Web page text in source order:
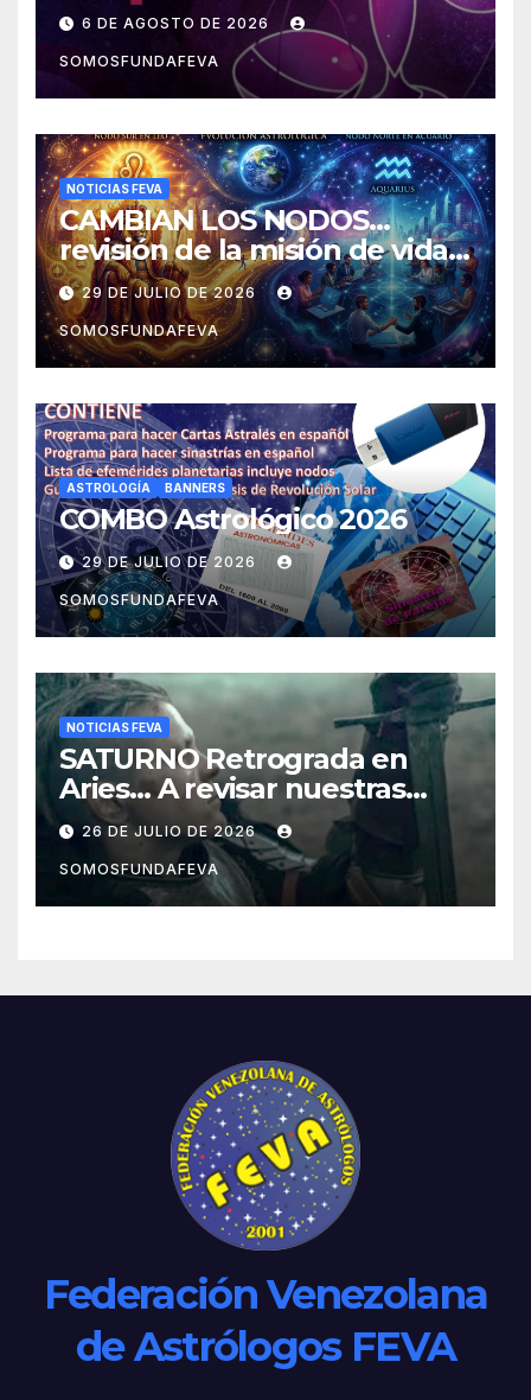
6 DE AGOSTO DE 2026
SOMOSFUNDAFEVA
NOTICIAS FEVA
CAMBIAN LOS NODOS…
revisión de la misión de vida y
experiencias
29 DE JULIO DE 2026
SOMOSFUNDAFEVA
ASTROLOGÍA BANNERS
COMBO Astrológico 2026
29 DE JULIO DE 2026
SOMOSFUNDAFEVA
NOTICIAS FEVA
SATURNO Retrograda en
Aries… A revisar nuestras
acciones pasadas y pensar
mejor las futuras
26 DE JULIO DE 2026
SOMOSFUNDAFEVA
Federación Venezolana
de Astrólogos FEVA